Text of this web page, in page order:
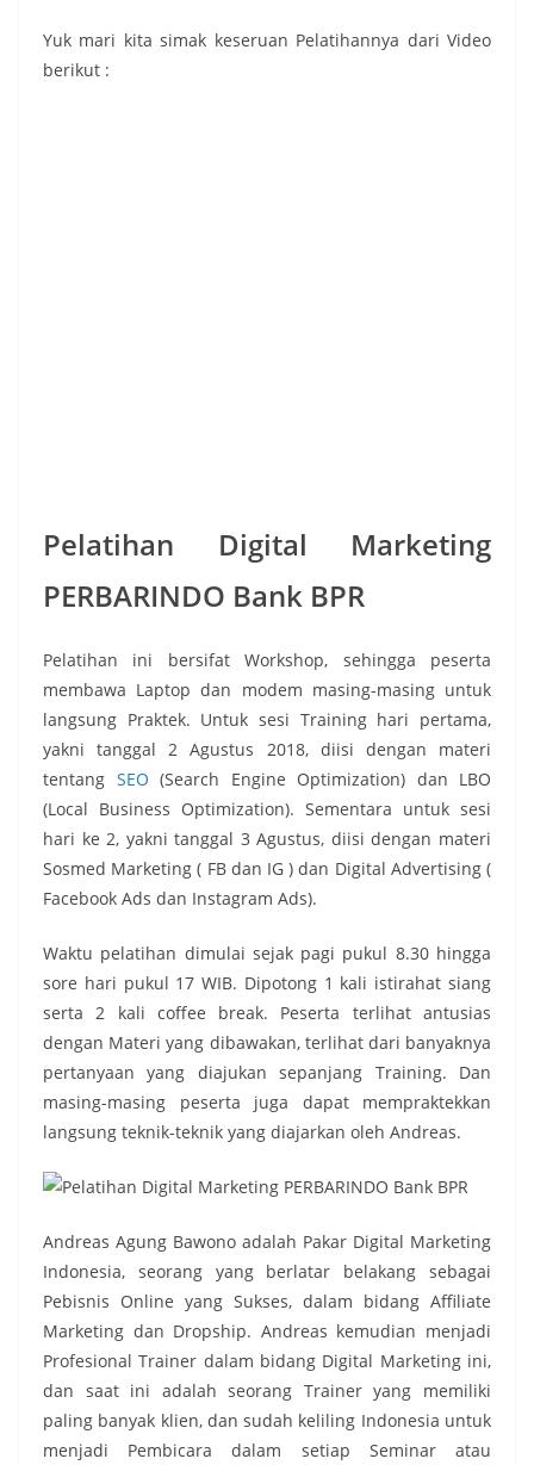
Yuk mari kita simak keseruan Pelatihannya dari Video
berikut :
Pelatihan Digital Marketing
PERBARINDO Bank BPR
Pelatihan ini bersifat Workshop, sehingga peserta
membawa Laptop dan modem masing-masing untuk
langsung Praktek. Untuk sesi Training hari pertama,
yakni tanggal 2 Agustus 2018, diisi dengan materi
tentang SEO (Search Engine Optimization) dan LBO
(Local Business Optimization). Sementara untuk sesi
hari ke 2, yakni tanggal 3 Agustus, diisi dengan materi
Sosmed Marketing ( FB dan IG ) dan Digital Advertising (
Facebook Ads dan Instagram Ads).
Waktu pelatihan dimulai sejak pagi pukul 8.30 hingga
sore hari pukul 17 WIB. Dipotong 1 kali istirahat siang
serta 2 kali coffee break. Peserta terlihat antusias
dengan Materi yang dibawakan, terlihat dari banyaknya
pertanyaan yang diajukan sepanjang Training. Dan
masing-masing peserta juga dapat mempraktekkan
langsung teknik-teknik yang diajarkan oleh Andreas.
Andreas Agung Bawono adalah Pakar Digital Marketing
Indonesia, seorang yang berlatar belakang sebagai
Pebisnis Online yang Sukses, dalam bidang Affiliate
Marketing dan Dropship. Andreas kemudian menjadi
Profesional Trainer dalam bidang Digital Marketing ini,
dan saat ini adalah seorang Trainer yang memiliki
paling banyak klien, dan sudah keliling Indonesia untuk
menjadi Pembicara dalam setiap Seminar atau